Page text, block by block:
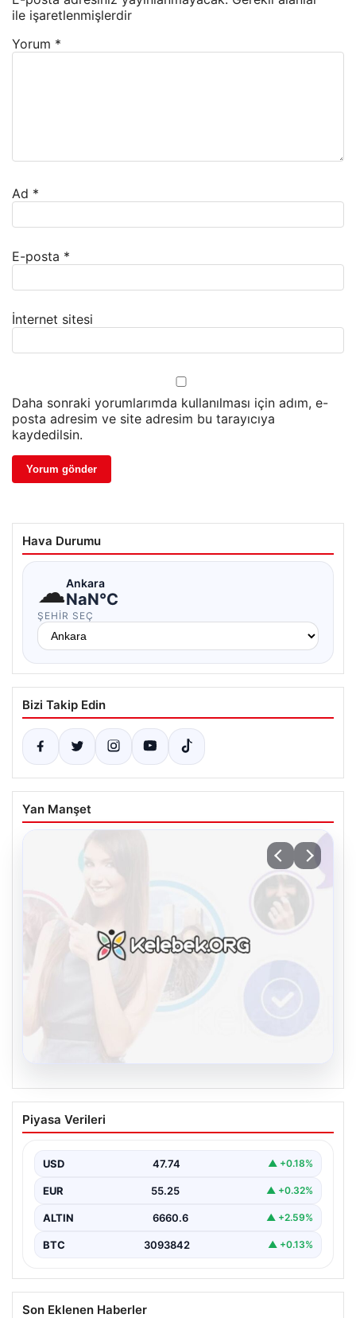
ile işaretlenmişlerdir
Yorum *
Ad *
E-posta *
İnternet sitesi
Daha sonraki yorumlarımda kullanılması için adım, e-
posta adresim ve site adresim bu tarayıcıya
kaydedilsin.
Hava Durumu
☁Ankara
NaN°C
ŞEHIR SEÇ
Bizi Takip Edin
Yan Manşet
Kelebek chat adresi İle Sanal İletişimin
Güvenli Adresi Ve Chat Deneyimi
kurması ciddi bir değer barındırmaktadır. Günümüzde
birçok…
Piyasa Verileri
USD 47.74 ▲ +0.18%
EUR 55.25 ▲ +0.32%
ALTIN 6660.6 ▲ +2.59%
BTC 3093842 ▲ +0.13%
Son Eklenen Haberler